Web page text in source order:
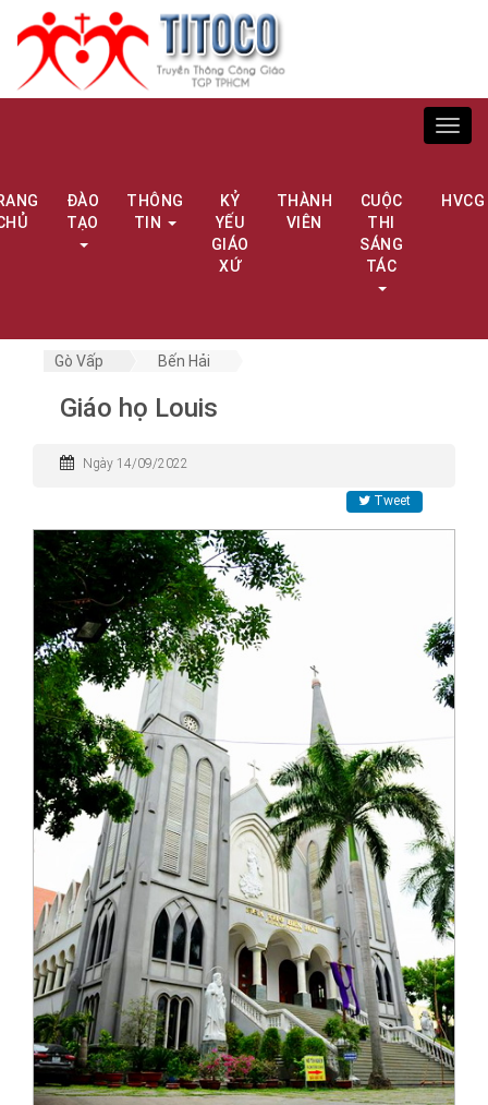
ĐÀO
TẠO
THÔNG
TIN
KỶ
YẾU
GIÁO
XỨ
THÀNH
VIÊN
CUỘC
THI
SÁNG
TÁC
HVCG
Gò Vấp Bến Hải
Giáo họ Louis
Ngày 14/09/2022
Tweet